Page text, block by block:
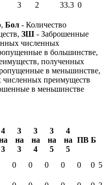
3 2 33.3 0
Бол - Количество
ЗШ - Заброшенные
численных
в большинстве,
полученных
в меньшинстве,
численных преимуществ
в меньшинстве
4
3
3
на
3
3
на
4
3
на
5
4
на
5
ПВ Б
0 0 0 0 0 0 5